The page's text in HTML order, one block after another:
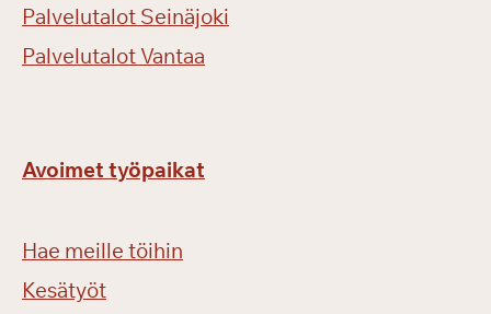
Palvelutalot Seinäjoki
Palvelutalot Vantaa
Avoimet työpaikat
Hae meille töihin
Kesätyöt